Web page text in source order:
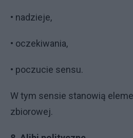
• nadzieje,
• oczekiwania,
• poczucie sensu.
W tym sensie stanowią
zbiorowej.